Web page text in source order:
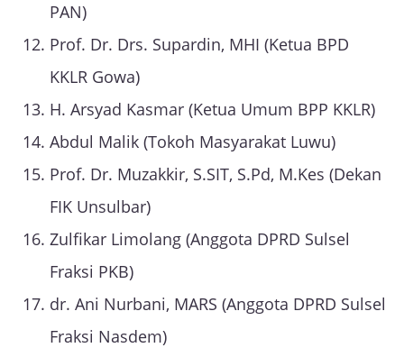
PAN)
Prof. Dr. Drs. Supardin, MHI (Ketua BPD
KKLR Gowa)
H. Arsyad Kasmar (Ketua Umum BPP KKLR)
Abdul Malik (Tokoh Masyarakat Luwu)
Prof. Dr. Muzakkir, S.SIT, S.Pd, M.Kes (Dekan
FIK Unsulbar)
Zulfikar Limolang (Anggota DPRD Sulsel
Fraksi PKB)
dr. Ani Nurbani, MARS (Anggota DPRD Sulsel
Fraksi Nasdem)